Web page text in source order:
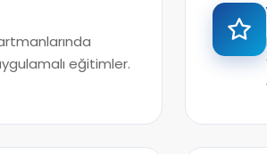
eğitimler.